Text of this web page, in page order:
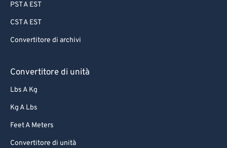
PST A EST
CST A EST
Convertitore di archivi
Convertitore di unità
Lbs A Kg
Kg A Lbs
Feet A Meters
Convertitore di unità